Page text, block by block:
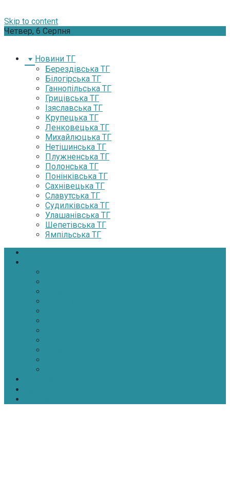
Skip to content
Четвер, 6 Серпня
Новини ТГ
Берездівська ТГ
Білогірська ТГ
Ганнопільська ТГ
Грицівська ТГ
Ізяславська ТГ
Крупецька ТГ
Ленковецька ТГ
Михайлюцька ТГ
Нетішинська ТГ
Плужненська ТГ
Полонська ТГ
Понінківська ТГ
Сахнівецька ТГ
Славутська ТГ
Судилківська ТГ
Улашанівська ТГ
Шепетівська ТГ
Ямпільська ТГ